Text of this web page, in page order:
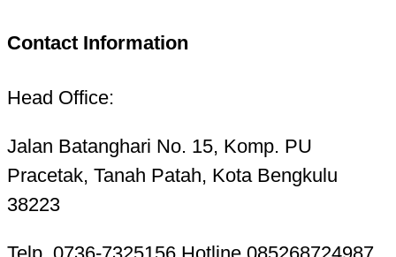
Contact Information
Head Office:
Jalan Batanghari No. 15, Komp. PU
Pracetak, Tanah Patah, Kota Bengkulu
38223